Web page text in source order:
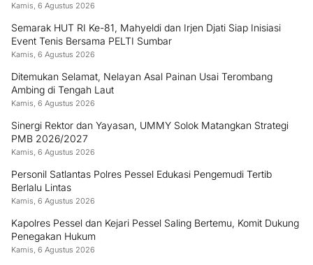
Kamis, 6 Agustus 2026
Semarak HUT RI Ke-81, Mahyeldi dan Irjen Djati Siap Inisiasi
Event Tenis Bersama PELTI Sumbar
Kamis, 6 Agustus 2026
Ditemukan Selamat, Nelayan Asal Painan Usai Terombang
Ambing di Tengah Laut
Kamis, 6 Agustus 2026
Sinergi Rektor dan Yayasan, UMMY Solok Matangkan Strategi
PMB 2026/2027
Kamis, 6 Agustus 2026
Personil Satlantas Polres Pessel Edukasi Pengemudi Tertib
Berlalu Lintas
Kamis, 6 Agustus 2026
Kapolres Pessel dan Kejari Pessel Saling Bertemu, Komit Dukung
Penegakan Hukum
Kamis, 6 Agustus 2026